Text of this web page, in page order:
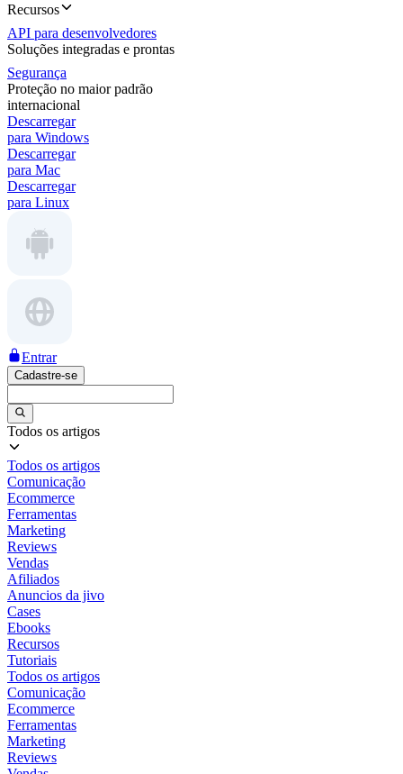
Recursos
API para desenvolvedores
Soluções integradas e prontas
Segurança
Proteção no maior padrão
internacional
Descarregar
para Windows
Descarregar
para Mac
Descarregar
para Linux
Entrar
Cadastre-se
Todos os artigos
Todos os artigos
Comunicação
Ecommerce
Ferramentas
Marketing
Reviews
Vendas
Afiliados
Anuncios da jivo
Cases
Ebooks
Recursos
Tutoriais
Todos os artigos
Comunicação
Ecommerce
Ferramentas
Marketing
Reviews